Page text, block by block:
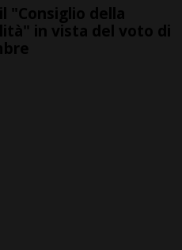
"Consiglio della
in vista del voto di